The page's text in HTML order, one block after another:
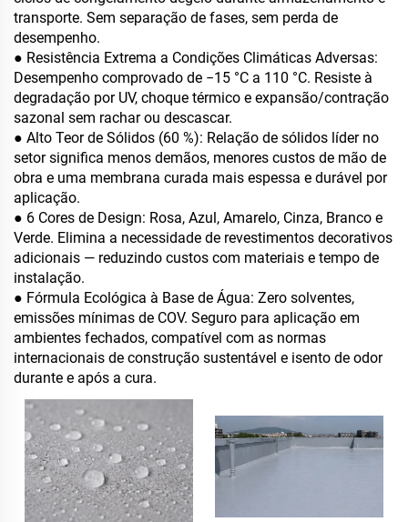
transporte. Sem separação de fases, sem perda de
desempenho.
● Resistência Extrema a Condições Climáticas Adversas:
Desempenho comprovado de −15 °C a 110 °C. Resiste à
degradação por UV, choque térmico e expansão/contração
sazonal sem rachar ou descascar.
● Alto Teor de Sólidos (60 %): Relação de sólidos líder no
setor significa menos demãos, menores custos de mão de
obra e uma membrana curada mais espessa e durável por
aplicação.
● 6 Cores de Design: Rosa, Azul, Amarelo, Cinza, Branco e
Verde. Elimina a necessidade de revestimentos decorativos
adicionais — reduzindo custos com materiais e tempo de
instalação.
● Fórmula Ecológica à Base de Água: Zero solventes,
emissões mínimas de COV. Seguro para aplicação em
ambientes fechados, compatível com as normas
internacionais de construção sustentável e isento de odor
durante e após a cura.